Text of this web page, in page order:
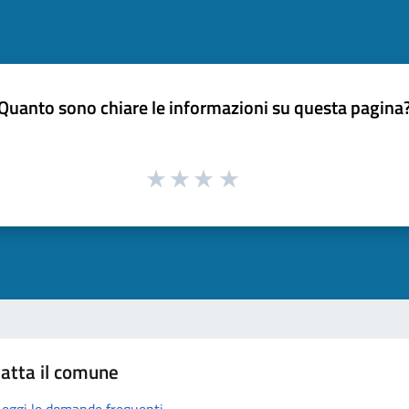
sono chiare le informazioni su questa
il comune